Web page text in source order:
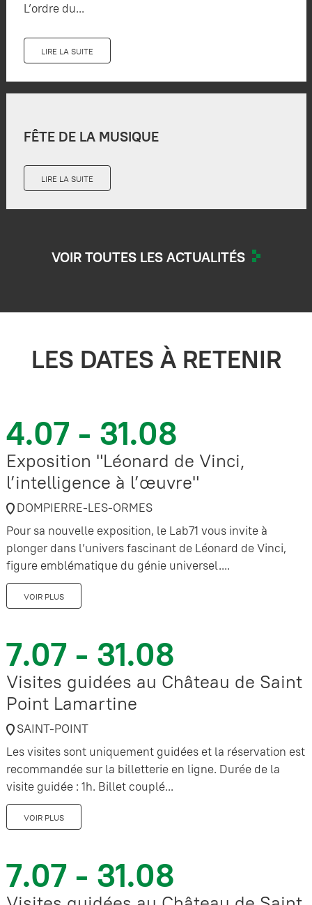
L’ordre du...
LIRE LA SUITE
FÊTE DE LA MUSIQUE
LIRE LA SUITE
VOIR TOUTES LES ACTUALITÉS
LES DATES À RETENIR
4.07 - 31.08
Exposition "Léonard de Vinci,
l’intelligence à l’œuvre"
DOMPIERRE-LES-ORMES
Pour sa nouvelle exposition, le Lab71 vous invite à
plonger dans l’univers fascinant de Léonard de Vinci,
figure emblématique du génie universel....
VOIR PLUS
7.07 - 31.08
Visites guidées au Château de Saint
Point Lamartine
SAINT-POINT
Les visites sont uniquement guidées et la réservation est
recommandée sur la billetterie en ligne. Durée de la
visite guidée : 1h. Billet couplé...
VOIR PLUS
7.07 - 31.08